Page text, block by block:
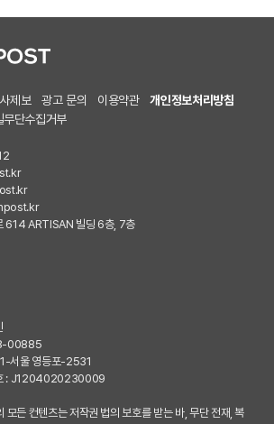
제보 광고 문의 이용약관
개인정보처리방침
무단수집거부
614 ARTISAN 빌딩 6층, 7층
00885
서울 영등포-2531
호 : J1204020230009
든 컨텐츠는 저작권 법의 보호를 받는 바, 무단 전재, 복